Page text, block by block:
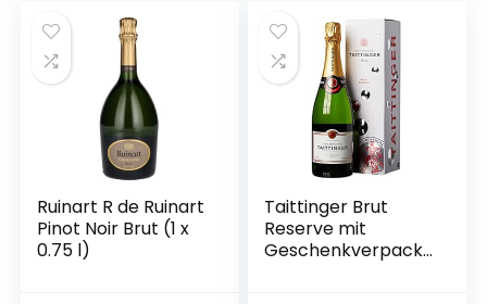
Ruinart R de Ruinart
Pinot Noir Brut (1 x
0.75 l)
Taittinger Brut
Reserve mit
Geschenkverpacku